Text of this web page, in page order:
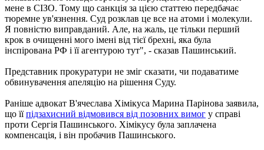
мене в СІЗО. Тому що санкція за цією статтею передбачає
тюремне ув'язнення. Суд розклав це все на атоми і молекули.
Я повністю виправданий. Але, на жаль, це тільки перший
крок в очищенні мого імені від тієї брехні, яка була
інспірована РФ і її агентурою тут", - сказав Пашинський.
Представник прокуратури не зміг сказати, чи подаватиме
обвинувачення апеляцію на рішення Суду.
Раніше адвокат В'ячеслава Хімікуса Марина Парінова заявила,
що їїпідзахисний відмовився від позовних вимог у справі
проти Сергія Пашинського. Хімікусу була заплачена
компенсація, і він пробачив Пашинського.